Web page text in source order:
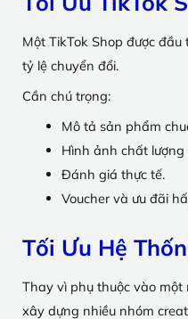
Một TikTok Shop được
tỷ lệ chuyển đổi.
Cần chú trọng:
Mô tả sản phẩm
Hình ảnh chất lượng
Đánh giá thực tế.
Voucher và ưu đãi
Tối Ưu Hệ
Thay vì phụ thuộc vào
xây dựng nhiều nhóm